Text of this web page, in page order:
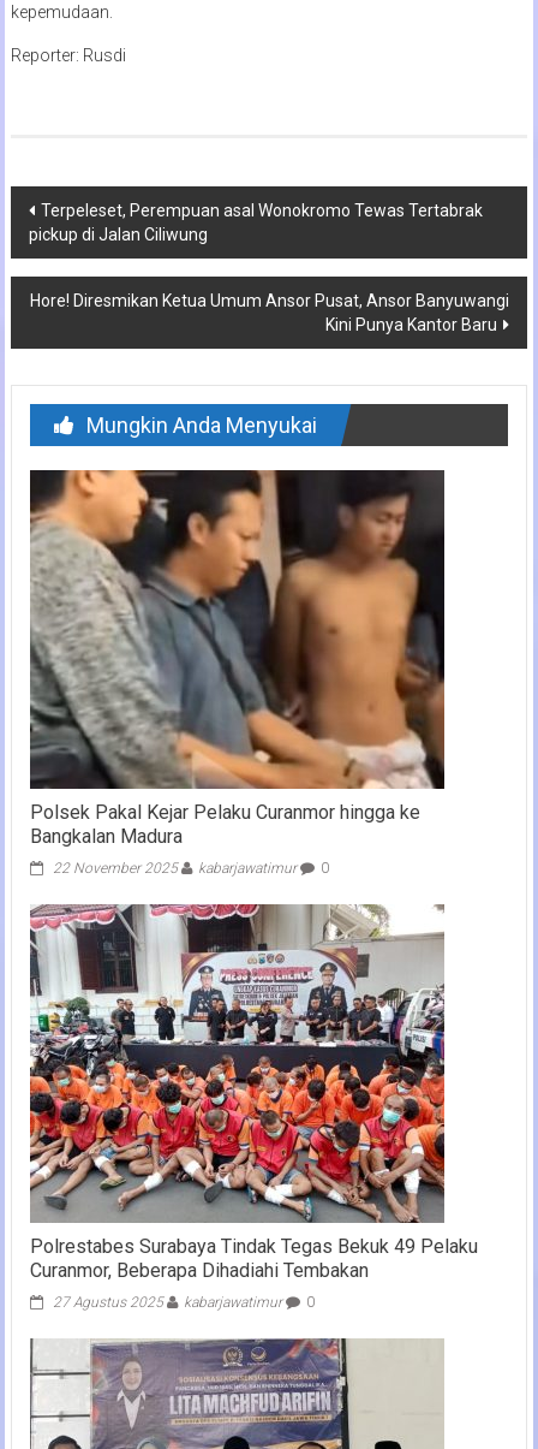
kepemudaan.
Reporter: Rusdi
Navigasi
pos
Terpeleset, Perempuan asal Wonokromo Tewas Tertabrak
pickup di Jalan Ciliwung
Hore! Diresmikan Ketua Umum Ansor Pusat, Ansor Banyuwangi
Kini Punya Kantor Baru
Mungkin Anda Menyukai
Polsek Pakal Kejar Pelaku Curanmor hingga ke
Bangkalan Madura
22 November 2025 kabarjawatimur 0
Polrestabes Surabaya Tindak Tegas Bekuk 49 Pelaku
Curanmor, Beberapa Dihadiahi Tembakan
27 Agustus 2025 kabarjawatimur 0